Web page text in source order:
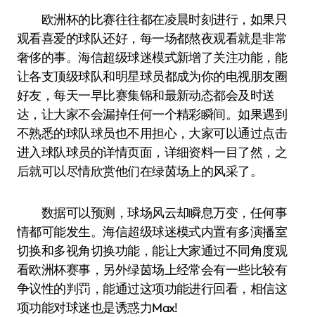
欧洲杯的比赛往往都在凌晨时刻进行，如果只
观看喜爱的球队还好，每一场都熬夜观看就是非常
奢侈的事。海信超级球迷模式新增了关注功能，能
让各支顶级球队和明星球员都成为你的电视朋友圈
好友，每天一早比赛集锦和最新动态都会及时送
达，让大家不会漏掉任何一个精彩瞬间。如果遇到
不熟悉的球队球员也不用担心，大家可以通过点击
进入球队球员的详情页面，详细资料一目了然，之
后就可以尽情欣赏他们在绿茵场上的风采了。
数据可以预测，球场风云却瞬息万变，任何事
情都可能发生。海信超级球迷模式内置有多演播室
切换和多视角切换功能，能让大家通过不同角度观
看欧洲杯赛事，另外绿茵场上经常会有一些比较有
争议性的判罚，能通过这项功能进行回看，相信这
项功能对球迷也是诱惑力Max!